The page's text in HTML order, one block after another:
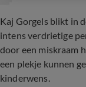
Kaj Gorgels blikt in
intens verdrietige
door een miskraam
een plekje kunnen
kinderwens.